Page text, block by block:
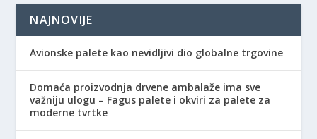
NAJNOVIJE
Avionske palete kao nevidljivi dio globalne trgovine
Domaća proizvodnja drvene ambalaže ima sve
važniju ulogu – Fagus palete i okviri za palete za
moderne tvrtke